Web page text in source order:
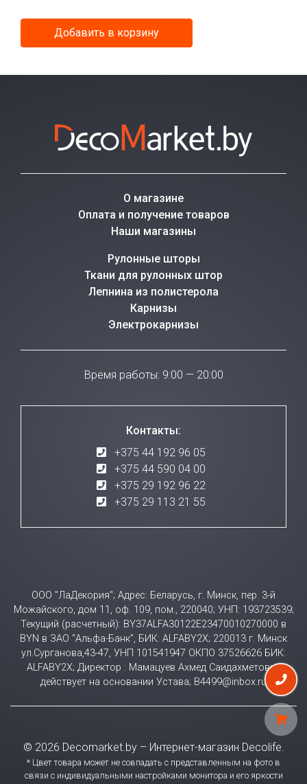
Добавить в корзину
О магазине
Оплата и получение товаров
Наши магазины
Рулонные шторы
Ткани для рулонных штор
Лепнина из полистерола
Карнизы
Электрокарнизы
Время работы: 9:00 — 20:00
Контакты:
+375 44 192 96 05
+375 44 590 04 00
+375 29 192 96 22
+375 29 113 21 55
ООО "ЛаДекория"; Адрес: Беларусь, г. Минск, пер. 3-й
Можайского, дом 11, оф. 109, пом., 220040; УНП: 193723539;
Текущий (расчетный): BY37ALFA30122E23470010270000 в
BYN в ЗАО “Альфа-Банк”, БИК: ALFABY2X; 220013 г. Минск
ул.Сурганова,43-47, УНП 101541947 ОКПО 37526626 БИК:
ALFABY2X; Директор : Мамацуев Ахмед Саидахметович
действует на основании Устава; B4499@inbox.ru
© 2026 Decomarket.by – Интернет-магазин Decolife.
* Цвет товара может не совпадать с представленным на фото в
связи с индивидуальными настройками монитора и его яркости